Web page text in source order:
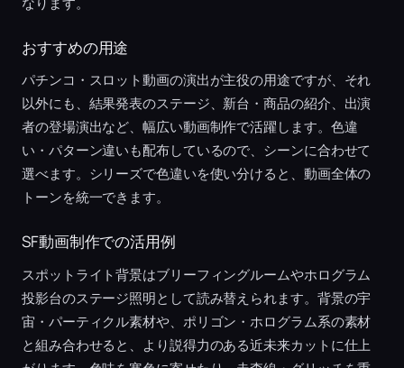
おすすめの用途
パチンコ・スロット動画の演出が主役の用途ですが、それ
以外にも、結果発表のステージ、新台・商品の紹介、出演
者の登場演出など、幅広い動画制作で活躍します。色違
い・パターン違いも配布しているので、シーンに合わせて
選べます。シリーズで色違いを使い分けると、動画全体の
トーンを統一できます。
SF動画制作での活用例
スポットライト背景はブリーフィングルームやホログラム
投影台のステージ照明として読み替えられます。背景の宇
宙・パーティクル素材や、ポリゴン・ホログラム系の素材
と組み合わせると、より説得力のある近未来カットに仕上